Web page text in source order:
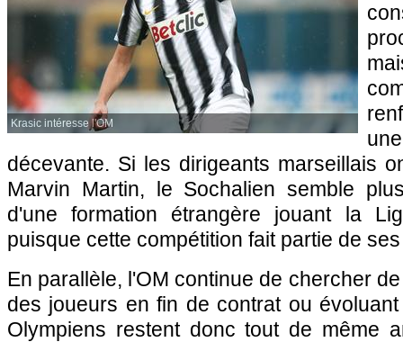
Krasic intéresse l'OM
décevante. Si les dirigeants marseillais
Marvin Martin, le Sochalien semble
d'une formation étrangère jouant la
puisque cette compétition fait partie de
En parallèle, l'OM continue de chercher
des joueurs en fin de contrat ou
Olympiens restent donc tout de même